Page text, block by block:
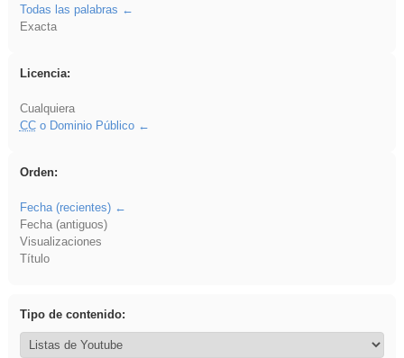
Todas las palabras
Exacta
Licencia:
Cualquiera
CCo Dominio Público
Orden:
Fecha (recientes)
Fecha (antiguos)
Visualizaciones
Título
Tipo de contenido: